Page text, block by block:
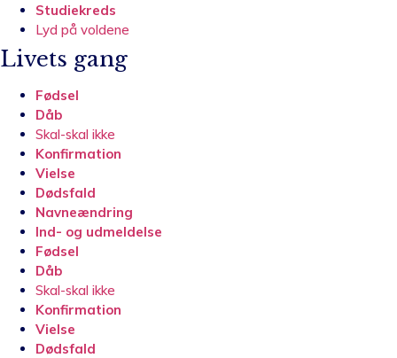
Studiekreds
Lyd på voldene
Livets gang
Fødsel
Dåb
Skal-skal ikke
Konfirmation
Vielse
Dødsfald
Navneændring
Ind- og udmeldelse
Fødsel
Dåb
Skal-skal ikke
Konfirmation
Vielse
Dødsfald